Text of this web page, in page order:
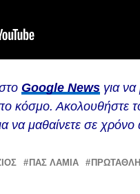
Google News για
κόσμο. Ακολουθήστε
να μαθαίνετε σε
ΠΑΣ ΛΑΜΙΑ